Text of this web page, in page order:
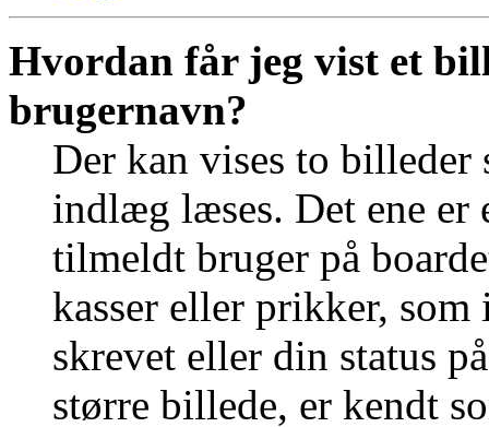
Hvordan får jeg vist et
brugernavn?
Der kan vises to billeder
indlæg læses. Det ene
tilmeldt bruger på
kasser eller prikker,
skrevet eller din status
større billede, er kendt